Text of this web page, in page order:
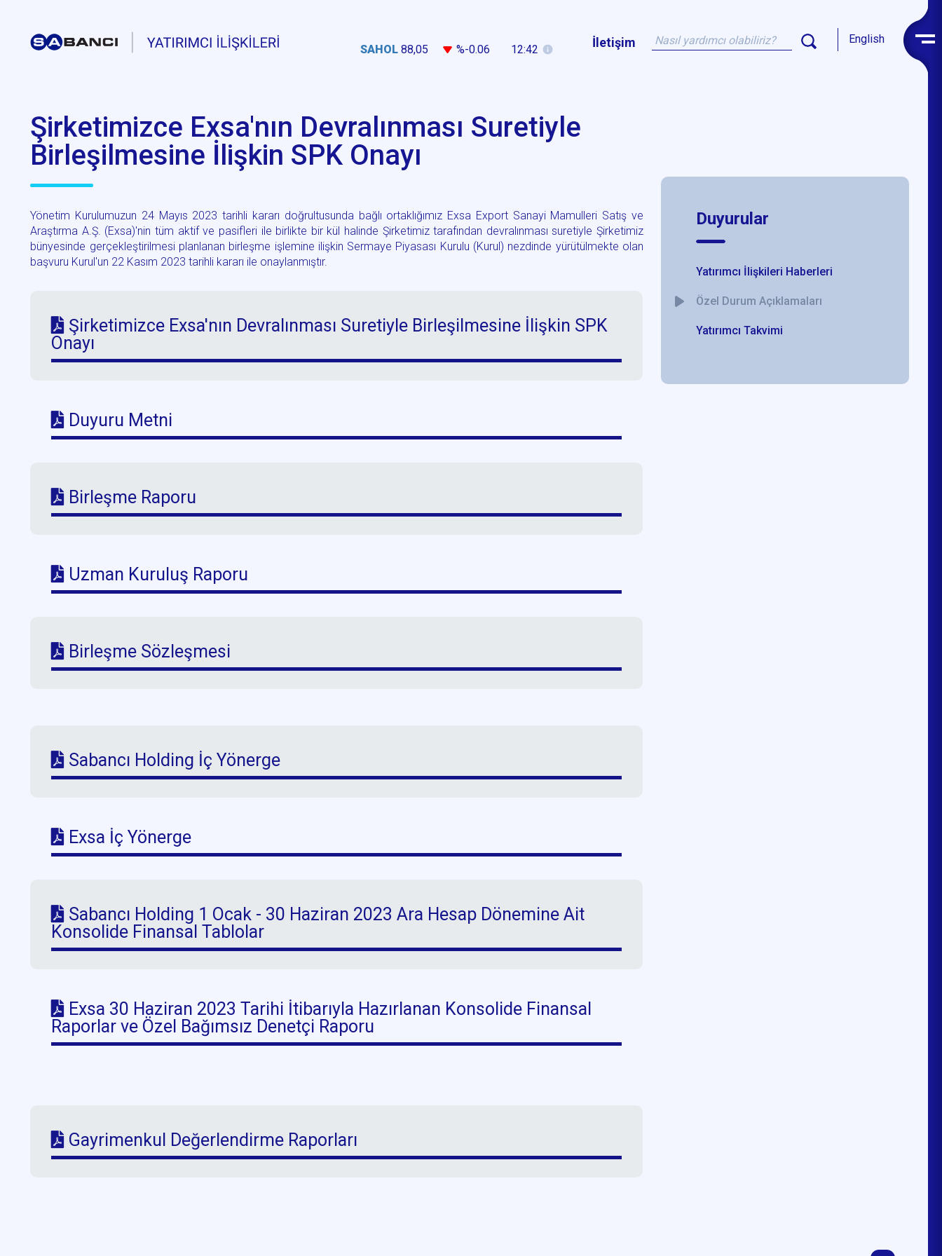
SAHOL 88,05 %-0.06 12:42 İletişim English
Şirketimizce Exsa'nın Devralınması Suretiyle
Birleşilmesine İlişkin SPK Onayı
Yönetim Kurulumuzun 24 Mayıs 2023 tarihli kararı doğrultusunda bağlı ortaklığımız Exsa Export Sanayi Mamulleri Satış ve
Araştırma A.Ş. (Exsa)'nin tüm aktif ve pasifleri ile birlikte bir kül halinde Şirketimiz tarafından devralınması suretiyle Şirketimiz
bünyesinde gerçekleştirilmesi planlanan birleşme işlemine ilişkin Sermaye Piyasası Kurulu (Kurul) nezdinde yürütülmekte olan
başvuru Kurul'un 22 Kasım 2023 tarihli kararı ile onaylanmıştır.
Şirketimizce Exsa'nın Devralınması Suretiyle Birleşilmesine İlişkin SPK
Onayı
Duyuru Metni
Birleşme Raporu
Uzman Kuruluş Raporu
Birleşme Sözleşmesi
Sabancı Holding İç Yönerge
Exsa İç Yönerge
Sabancı Holding 1 Ocak - 30 Haziran 2023 Ara Hesap Dönemine Ait
Konsolide Finansal Tablolar
Exsa 30 Haziran 2023 Tarihi İtibarıyla Hazırlanan Konsolide Finansal
Raporlar ve Özel Bağımsız Denetçi Raporu
Gayrimenkul Değerlendirme Raporları
Duyurular
Yatırımcı İlişkileri Haberleri
Özel Durum Açıklamaları
Yatırımcı Takvimi